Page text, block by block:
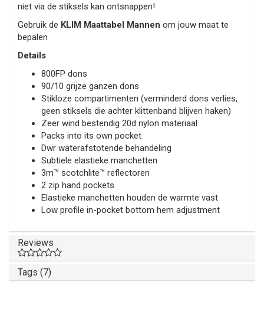
niet via de stiksels kan ontsnappen!
Gebruik de KLIM Maattabel Mannen om jouw maat te
bepalen
Details
800FP dons
90/10 grijze ganzen dons
Stikloze compartimenten (verminderd dons verlies,
geen stiksels die achter klittenband blijven haken)
Zeer wind bestendig 20d nylon materiaal
Packs into its own pocket
Dwr waterafstotende behandeling
Subtiele elastieke manchetten
3m™ scotchlite™ reflectoren
2 zip hand pockets
Elastieke manchetten houden de warmte vast
Low profile in-pocket bottom hem adjustment
Reviews
Tags (7)